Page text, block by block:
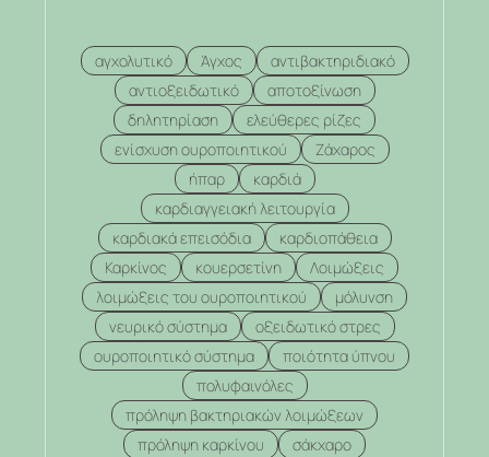
αγχολυτικό Άγχος
αντιβακτηριδιακό
αντιοξειδωτικό
αποτοξίνωση
δηλητηρίαση
ελεύθερες ρίζες
ενίσχυση ουροποιητικού
Ζάχαρος
ήπαρ
καρδιά
καρδιαγγειακή λειτουργία
καρδιακά επεισόδια
καρδιοπάθεια
Καρκίνος
κουερσετίνη
Λοιμώξεις
λοιμώξεις του ουροποιητικού
μόλυνση
νευρικό σύστημα
οξειδωτικό στρες
ουροποιητικό σύστημα
ποιότητα ύπνου
πολυφαινόλες
πρόληψη βακτηριακών λοιμώξεων
πρόληψη καρκίνου
σάκχαρο